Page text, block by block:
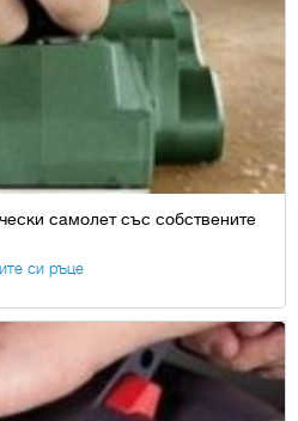
самолет със собствените
си ръце